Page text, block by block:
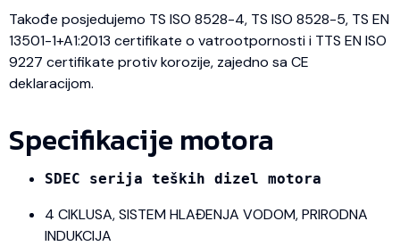
Takođe posjedujemo TS ISO 8528-4, TS ISO 8528-5, TS EN
13501-1+A1:2013 certifikate o vatrootpornosti i TTS EN ISO
9227 certifikate protiv korozije, zajedno sa CE
deklaracijom.
Specifikacije motora
SDEC serija teških dizel motora
4 CIKLUSA, SISTEM HLAĐENJA VODOM, PRIRODNA
INDUKCIJA